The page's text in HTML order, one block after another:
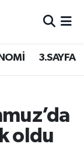
3.SAYFA
oldu